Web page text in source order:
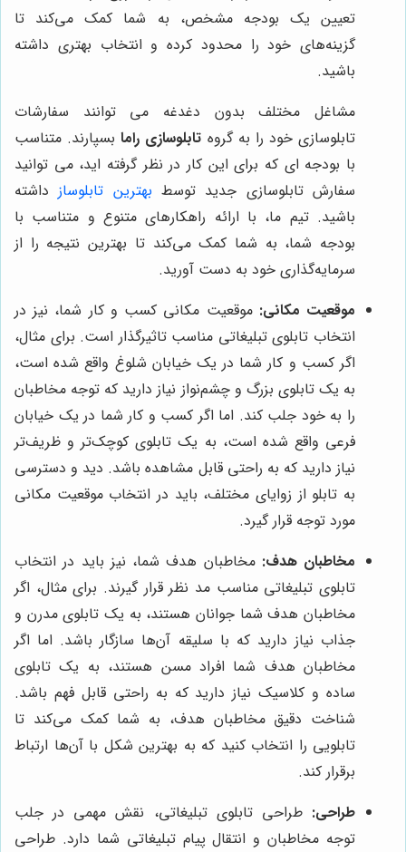
تعیین یک بودجه مشخص، به شما کمک می‌کند تا
گزینه‌های خود را محدود کرده و انتخاب بهتری داشته
باشید.
مشاغل مختلف بدون دغدغه می توانند سفارشات
تابلوسازی خود را به گروه تابلوسازی رامابسپارند. متناسب
با بودجه ای که برای این کار در نظر گرفته اید، می توانید
سفارش تابلوسازی جدید توسط بهترین تابلوسازداشته
باشید. تیم ما، با ارائه راهکارهای متنوع و متناسب با
بودجه شما، به شما کمک می‌کند تا بهترین نتیجه را از
سرمایه‌گذاری خود به دست آورید.
موقعیت مکانی: موقعیت مکانی کسب و کار شما، نیز در
انتخاب تابلوی تبلیغاتی مناسب تاثیرگذار است. برای مثال،
اگر کسب و کار شما در یک خیابان شلوغ واقع شده است،
به یک تابلوی بزرگ و چشم‌نواز نیاز دارید که توجه مخاطبان
را به خود جلب کند. اما اگر کسب و کار شما در یک خیابان
فرعی واقع شده است، به یک تابلوی کوچک‌تر و ظریف‌تر
نیاز دارید که به راحتی قابل مشاهده باشد. دید و دسترسی
به تابلو از زوایای مختلف، باید در انتخاب موقعیت مکانی
مورد توجه قرار گیرد.
مخاطبان هدف: مخاطبان هدف شما، نیز باید در انتخاب
تابلوی تبلیغاتی مناسب مد نظر قرار گیرند. برای مثال، اگر
مخاطبان هدف شما جوانان هستند، به یک تابلوی مدرن و
جذاب نیاز دارید که با سلیقه آن‌ها سازگار باشد. اما اگر
مخاطبان هدف شما افراد مسن هستند، به یک تابلوی
ساده و کلاسیک نیاز دارید که به راحتی قابل فهم باشد.
شناخت دقیق مخاطبان هدف، به شما کمک می‌کند تا
تابلویی را انتخاب کنید که به بهترین شکل با آن‌ها ارتباط
برقرار کند.
طراحی: طراحی تابلوی تبلیغاتی، نقش مهمی در جلب
توجه مخاطبان و انتقال پیام تبلیغاتی شما دارد. طراحی